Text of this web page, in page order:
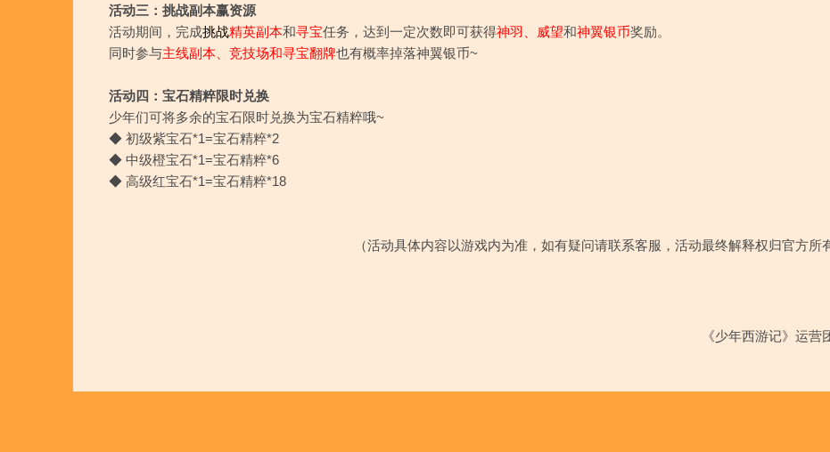
活动三：挑战副本赢资源
活动期间，完成挑战精英副本和寻宝任务，达到一定次数即可获得神羽、威望和神翼银币奖励。
同时参与主线副本、竞技场和寻宝翻牌也有概率掉落神翼银币~
活动四：宝石精粹限时兑换
少年们可将多余的宝石限时兑换为宝石精粹哦~
◆ 初级紫宝石*1=宝石精粹*2
◆ 中级橙宝石*1=宝石精粹*6
◆ 高级红宝石*1=宝石精粹*18
（活动具体内容以游戏内为准，如有疑问请联系客服，活动最终解释权归官方所
《少年西游记》运营